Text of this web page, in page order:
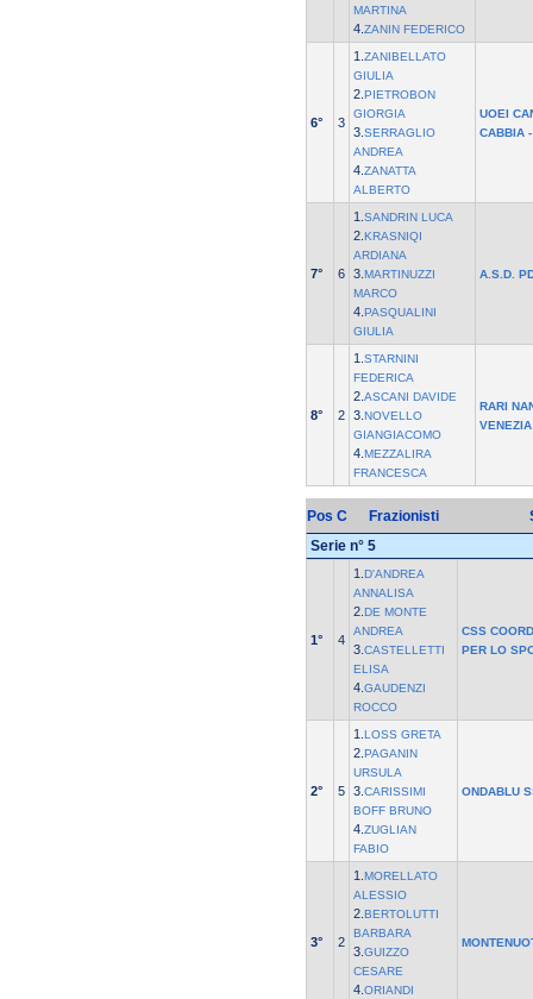
MARTINA
4. ZANIN FEDERICO
6° 3
1. ZANIBELLATO
GIULIA
2. PIETROBON
GIORGIA
3. SERRAGLIO
ANDREA
4. ZANATTA
ALBERTO
UOEI
CABBIA
7° 6
1. SANDRIN LUCA
2. KRASNIQI
ARDIANA
3. MARTINUZZI
MARCO
4. PASQUALINI
GIULIA
A.S.D.
8° 2
1. STARNINI
FEDERICA
2. ASCANI DAVIDE
3. NOVELLO
GIANGIACOMO
4. MEZZALIRA
FRANCESCA
RARI
VENEZIA
Pos C Frazionisti
Serie n° 5
1° 4
1. D'ANDREA
ANNALISA
2. DE MONTE
ANDREA
3. CASTELLETTI
ELISA
4. GAUDENZI
ROCCO
CSS
PER LO
2° 5
1. LOSS GRETA
2. PAGANIN
URSULA
3. CARISSIMI
BOFF BRUNO
4. ZUGLIAN
FABIO
ONDABLU
3° 2
1. MORELLATO
ALESSIO
2. BERTOLUTTI
BARBARA
3. GUIZZO
CESARE
4. ORIANDI